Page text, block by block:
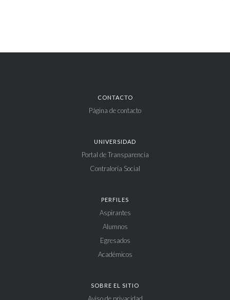
CONTACTO
Página de contacto
UNIVERSIDAD
Portal de Transparencia
Contraloría Social
PERFILES
Aspirantes
Alumnos
Egresados
Académicos
SOBRE EL SITIO